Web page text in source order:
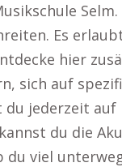
Es
hier
sich auf
jederzeit
du die
du viel